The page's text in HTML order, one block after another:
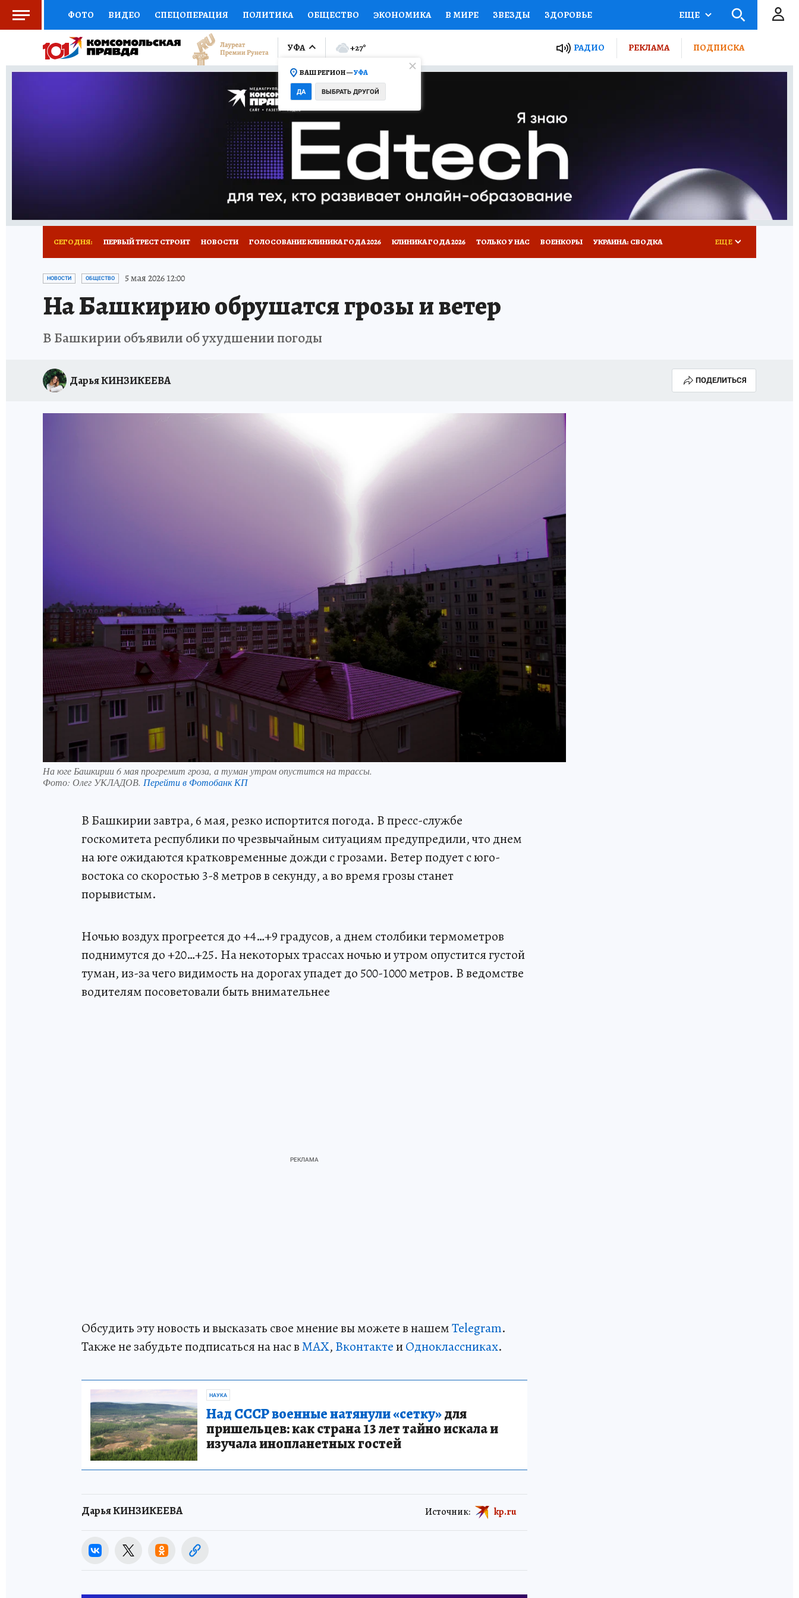
ФОТО ВИДЕО СПЕЦОПЕРАЦИЯ ПОЛИТИКА ОБЩЕСТВО ЭКОНОМИКА В МИРЕ ЗВЕЗДЫ ЗДОРОВЬЕ
СОЦПОДДЕРЖКА НАУКА СПОРТ КОЛУМНИСТЫ ПРОИСШЕСТВИЯ НАЦИОНАЛЬНЫЕ ПРОЕКТЫ РОССИИ
ВЫБОР ЭКСПЕРТОВ ДОКТОР ФИНАНСЫ ОТКРЫВАЕМ МИР СЕМЬЯ ЖЕНСКИЕ СЕКРЕТЫ ПУТЕВОДИТЕЛЬ
ПРОГНОЗЫ НА СПОРТ ПРОМОКОДЫ СЕРИАЛЫ
ТЕЛЕВИЗОР КОЛЛЕКЦИИ КОНКУРСЫ ГИД ПОТРЕБИТЕЛЯ
НОВОЕ НА САЙТЕ
ЕЩЕ
УФА
ВАШ РЕГИОН —УФА
ДА ВЫБРАТЬ ДРУГОЙ
+27° РАДИО РЕКЛАМА ПОДПИСКА
СЕГОДНЯ: ПЕРВЫЙ ТРЕСТ СТРОИТ НОВОСТИ ГОЛОСОВАНИЕ КЛИНИКА ГОДА 2026 КЛИНИКА ГОДА 2026 ТОЛЬКО У НАС ВОЕНКОРЫ УКРАИНА: СВОДКА
КП В МАХ ОТДЫХ В РОССИИ
ЕЩЕ
НОВОСТИ ОБЩЕСТВО 5 мая 2026 12:00
На Башкирию обрушатся грозы и ветер
В Башкирии объявили об ухудшении погоды
Дарья КИНЗИКЕЕВА ПОДЕЛИТЬСЯ
На юге Башкирии 6 мая прогремит гроза, а туман утром опустится на трассы.
Фото: Олег УКЛАДОВ. Перейти в Фотобанк КП
В Башкирии завтра, 6 мая, резко испортится погода. В пресс-службе
госкомитета республики по чрезвычайным ситуациям предупредили, что днем
на юге ожидаются кратковременные дожди с грозами. Ветер подует с юго-
востока со скоростью 3-8 метров в секунду, а во время грозы станет
порывистым.
Ночью воздух прогреется до +4…+9 градусов, а днем столбики термометров
поднимутся до +20…+25. На некоторых трассах ночью и утром опустится густой
туман, из-за чего видимость на дорогах упадет до 500-1000 метров. В ведомстве
водителям посоветовали быть внимательнее
Обсудить эту новость и высказать свое мнение вы можете в нашемTelegram.
Также не забудьте подписаться на нас вMAX, ВконтактеиОдноклассниках.
НАУКА
Над СССР военные натянули «сетку»для
пришельцев: как страна 13 лет тайно искала и
изучала инопланетных гостей
Дарья КИНЗИКЕЕВА Источник: kp.ru